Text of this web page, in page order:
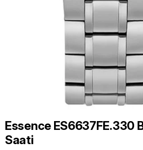
Essence ES6637FE.330
Saati